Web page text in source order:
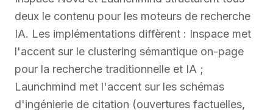
deux le contenu pour les moteurs de recherche
IA. Les implémentations diffèrent : Inspace met
l'accent sur le clustering sémantique on-page
pour la recherche traditionnelle et IA ;
Launchmind met l'accent sur les schémas
d'ingénierie de citation (ouvertures factuelles,